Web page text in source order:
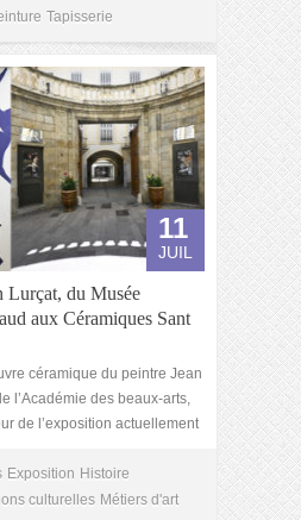
Tapisserie
11
JUIL
Lurçat, du Musée
aux Céramiques Sant
céramique du peintre Jean
l’Académie des beaux-arts,
de l’exposition actuellement
Exposition Histoire
culturelles Métiers d'art